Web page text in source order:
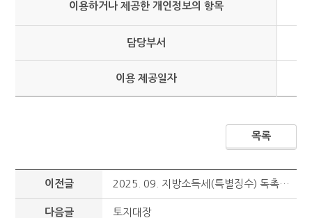
이용하거나 제공한 개인정보의 항목
담당부서
이용 제공일자
목록
이전글 2025. 09. 지방소득세(특별징수) 독촉분 고지서 - 일반 589건
다음글 토지대장